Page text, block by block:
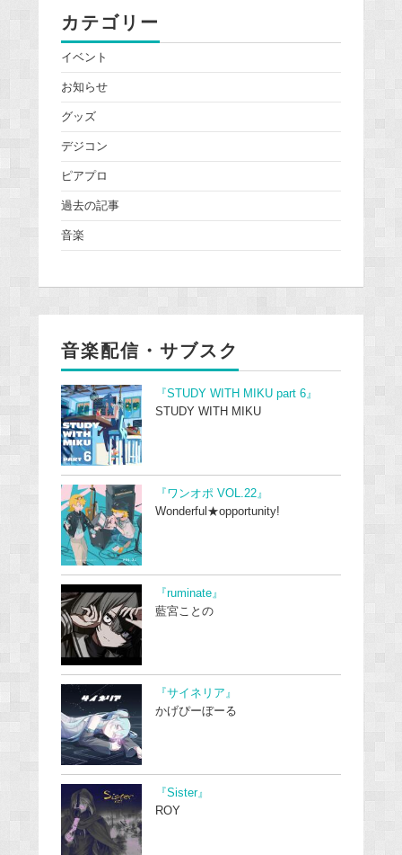
カテゴリー
イベント
お知らせ
グッズ
デジコン
ピアプロ
過去の記事
音楽
音楽配信・サブスク
『STUDY WITH MIKU part 6』
STUDY WITH MIKU
『ワンオポ VOL.22』
Wonderful★opportunity!
『ruminate』
藍宮ことの
『サイネリア』
かげぴーぼーる
『Sister』
ROY